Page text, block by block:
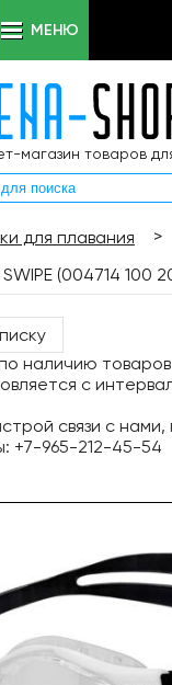
магазин товаров
МЕНЮ
для плавания
>
(004714 100
наличию
с
связи с нами,
+7-965-212-45-54